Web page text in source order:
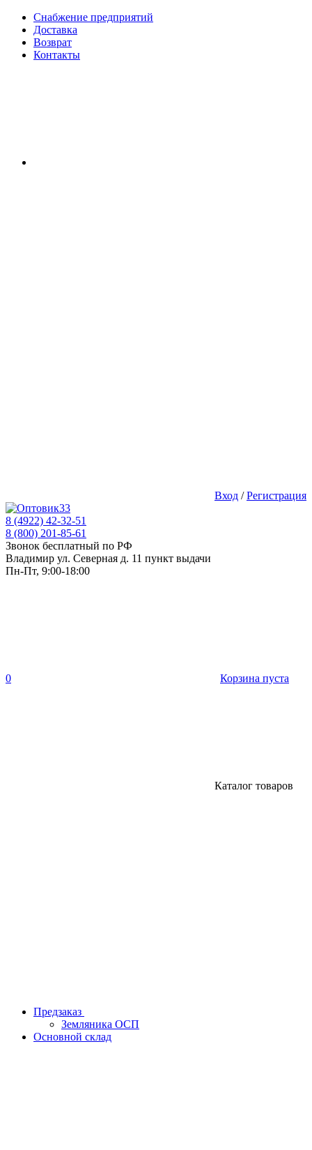
Снабжение предприятий
Доставка
Возврат
Контакты
Вход /Регистрация
8 (4922) 42-32-51
8 (800) 201-85-61
Звонок бесплатный по РФ
Владимир ул. Северная д. 11 пункт выдачи
Пн-Пт, 9:00-18:00
0 Корзина пуста
Каталог товаров
Предзаказ
Земляника ОСП
Основной склад